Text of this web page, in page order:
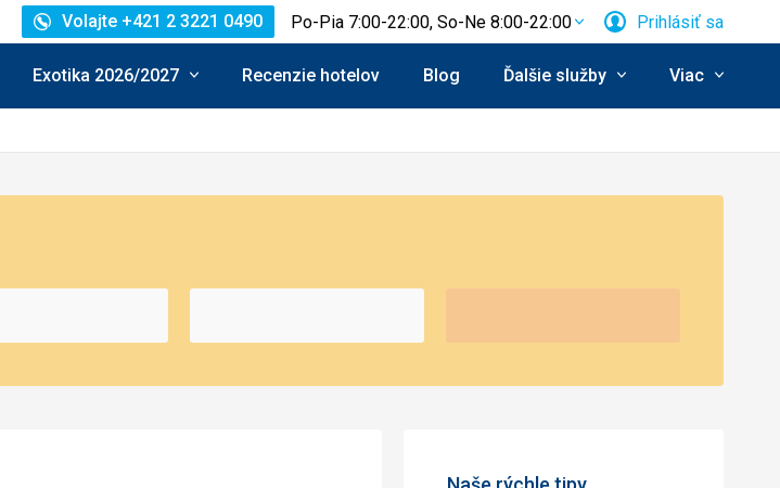
Volajte +421 2 3221 0490 Po-Pia 7:00-22:00, So-Ne 8:00-22:00 Prihlásiť sa
Exotika 2026/2027 Recenzie hotelov Blog Ďalšie služby Viac